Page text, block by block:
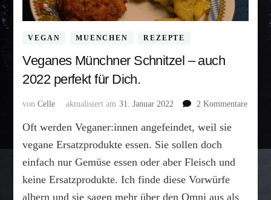
VEGAN MUENCHEN REZEPTE
Veganes Münchner Schnitzel – auch
2022 perfekt für Dich.
vonCelle aktualisiert am 31. Januar 2022 2 Kommentarezu
Oft werden Veganer:innen angefeindet, weil sie
vegane Ersatzprodukte essen. Sie sollen doch
einfach nur Gemüse essen oder aber Fleisch und
keine Ersatzprodukte. Ich finde diese Vorwürfe
albern und sie sagen mehr über den Omni aus als